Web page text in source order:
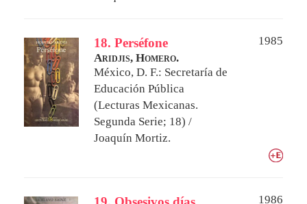
18. Perséfone
1985
Aridjis, Homero.
México, D. F.: Secretaría de
Educación Pública
(Lecturas Mexicanas.
Segunda Serie; 18) /
Joaquín Mortiz.
1986